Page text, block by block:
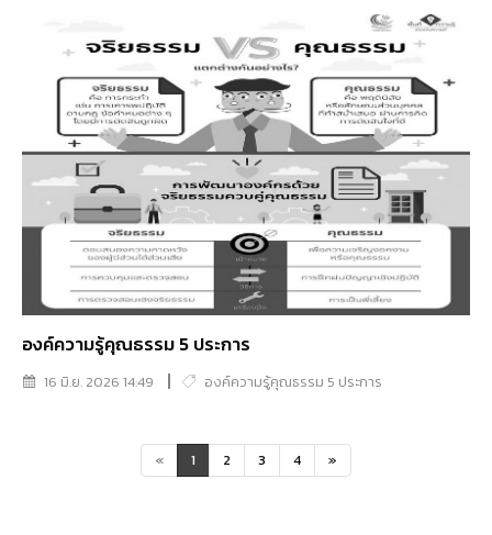
องค์ความรู้คุณธรรม 5 ประการ
16 มิ.ย. 2026 14:49 องค์ความรู้คุณธรรม 5 ประการ
« 1 2 3 4 »